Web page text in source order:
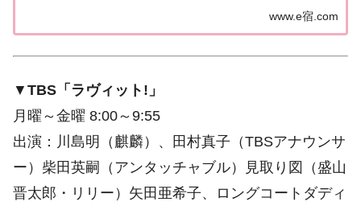
www.e宿.com
▼ TBS「ラヴィット!」
月曜～金曜 8:00～9:55
出演：川島明（麒麟）、田村真子（TBSアナウンサ
ー）柴田英嗣（アンタッチャブル）見取り図（盛山
晋太郎・リリー）矢田亜希子、ロングコートダディ